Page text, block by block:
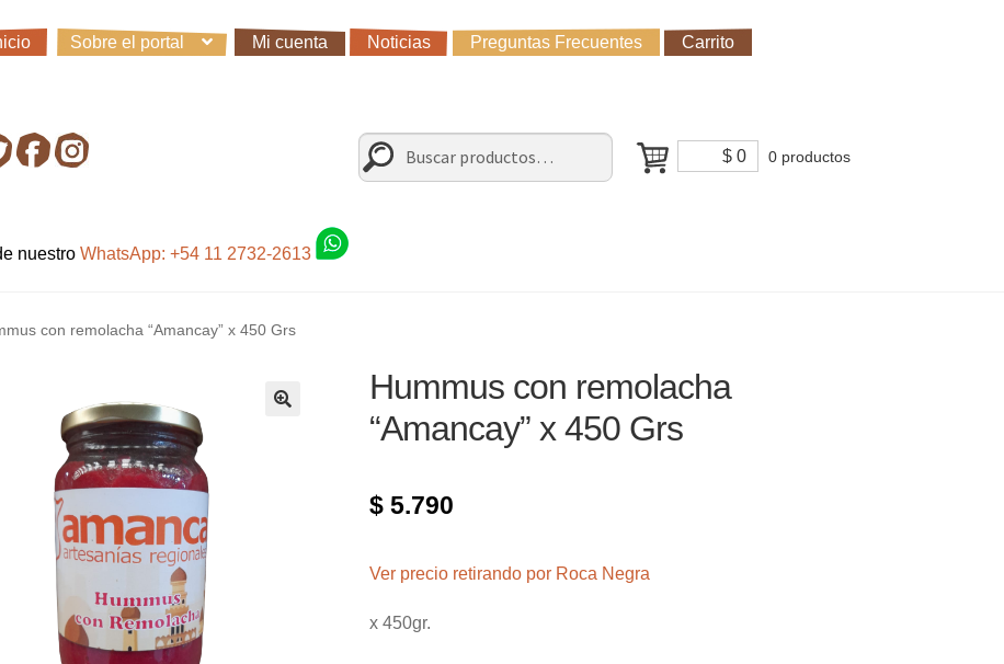
Sobre el portal Mi cuenta Noticias Preguntas Frecuentes Carrito
en Roca Negra Sugerencias y consultas Cómo Comprar?
$0 0 productos
Buscar
por:
Buscar
nuestroWhatsApp: +54 11 2732-2613
con remolacha “Amancay” x 450 Grs
Hummus con remolacha
“Amancay” x 450 Grs
$5.790
Ver precio retirando por Roca Negra
x 450gr.